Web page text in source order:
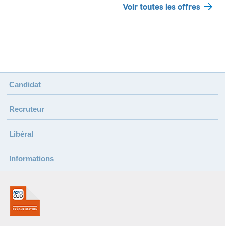
Voir toutes les offres
Candidat
Recruteur
Libéral
Informations